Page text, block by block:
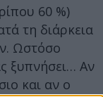
60 %)
τη διάρκεια
Ωστόσο
ξυπνήσει… Αν
και αν ο